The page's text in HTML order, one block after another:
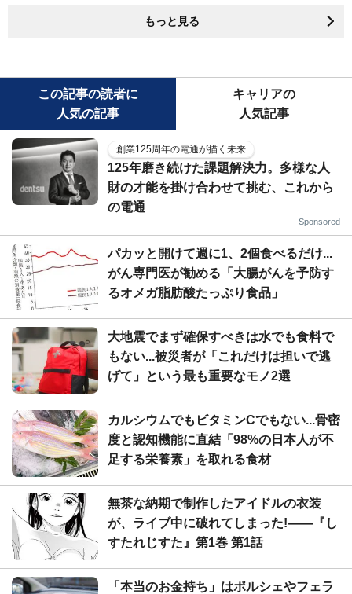
もっと見る
この記事の読者に
人気の記事
キャリアの
人気記事
創業125周年の電通が描く未来
125年磨き続けた課題解決力。多様な人
財の才能を掛け合わせて挑む、これから
の電通
Sponsored
パカッと開けて週に1、2個食べるだけ...
がん専門医が勧める「大腸がんを予防す
るオメガ脂肪酸たっぷり食品」
大地震でまず確保すべきは水でも食料で
もない...被災者が「これだけは担いで逃
げて」という最も重要なモノ2選
カルシウムでもビタミンCでもない...骨密
度と認知機能に直結「98%の日本人が不
足する栄養素」を取れる食材
無茶な納期で制作したアイドルの衣装
が、ライブ中に破れてしまった!――『し
すたれじすた』第1巻 第1話
「本当のお金持ち」はポルシェやフェラ